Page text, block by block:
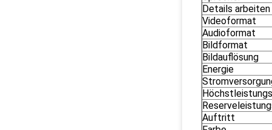
Details arbeiten
Videoformat
Audioformat
Bildformat
Bildauflösung
Energie
Auftritt